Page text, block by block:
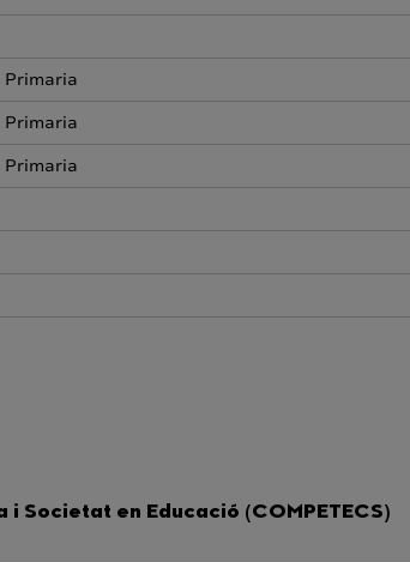
Primaria
Primaria
Primaria
Societat en Educació (COMPETECS)